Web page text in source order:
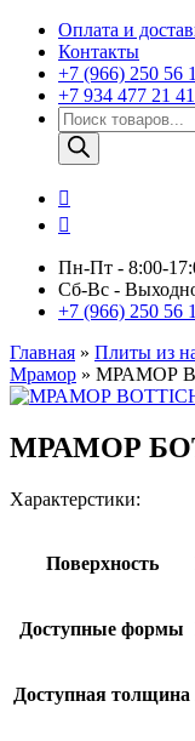
Оплата и
Контакты
+7 (966) 250 56
+7 934 477 21 41
Поиск
товаров
Пн-Пт - 8:00-
Сб-Вс -
+7 (966) 250 56
Главная » Плиты из
Мрамор » МРАМОР
МРАМОР
Характерстики:
Поверхность
Доступные формы
Доступная толщина